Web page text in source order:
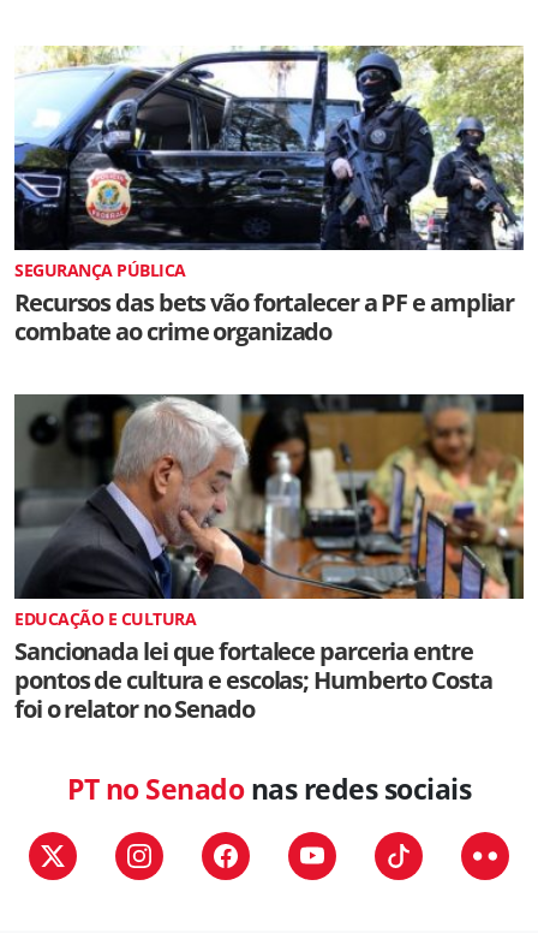
SEGURANÇA PÚBLICA
Recursos das bets vão fortalecer a PF e ampliar
combate ao crime organizado
EDUCAÇÃO E CULTURA
Sancionada lei que fortalece parceria entre
pontos de cultura e escolas; Humberto Costa
foi o relator no Senado
PT no Senadonas redes sociais